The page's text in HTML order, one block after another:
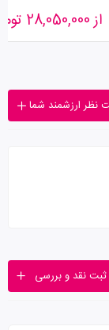
از 28,050,000 تومان
نظر ارزشمند شما
ثبت نقد و بررسی